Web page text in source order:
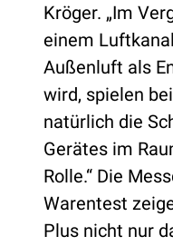
Kröger. „Im
einem
Außenluft als
wird, spielen
natürlich die
Gerätes im
Rolle.“ Die
Warentest
Plus nicht nur